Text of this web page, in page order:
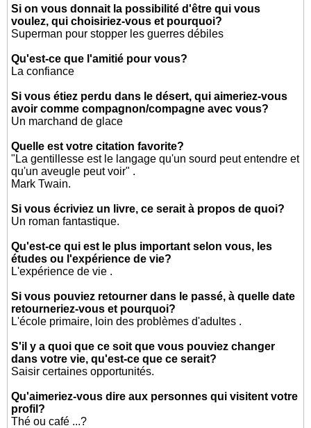
Si on vous donnait la possibilité d'être qui vous
voulez, qui choisiriez-vous et pourquoi?
Superman pour stopper les guerres débiles
Qu'est-ce que l'amitié pour vous?
La confiance
Si vous étiez perdu dans le désert, qui aimeriez-vous
avoir comme compagnon/compagne avec vous?
Un marchand de glace
Quelle est votre citation favorite?
"La gentillesse est le langage qu'un sourd peut entendre et
qu'un aveugle peut voir" .
Mark Twain.
Si vous écriviez un livre, ce serait à propos de quoi?
Un roman fantastique.
Qu'est-ce qui est le plus important selon vous, les
études ou l'expérience de vie?
L'expérience de vie .
Si vous pouviez retourner dans le passé, à quelle date
retourneriez-vous et pourquoi?
L'école primaire, loin des problèmes d'adultes .
S'il y a quoi que ce soit que vous pouviez changer
dans votre vie, qu'est-ce que ce serait?
Saisir certaines opportunités.
Qu'aimeriez-vous dire aux personnes qui visitent votre
profil?
Thé ou café ...?